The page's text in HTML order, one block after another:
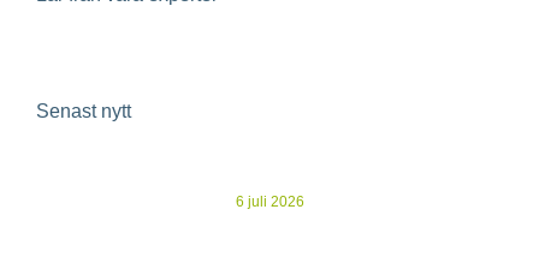
Senast nytt
6 juli 2026